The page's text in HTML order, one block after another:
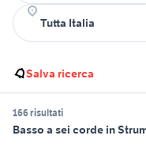
Salva ricerca
166 risultati
Basso a sei corde in